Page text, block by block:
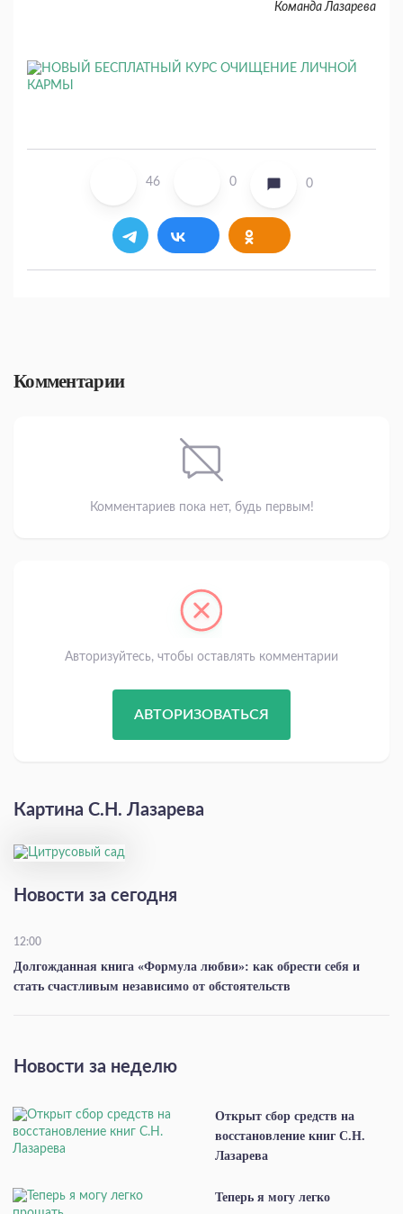
Команда Лазарева
46 0 0
Комментарии
Комментариев пока нет, будь первым!
Авторизуйтесь, чтобы оставлять комментарии
АВТОРИЗОВАТЬСЯ
Картина С.Н. Лазарева
Новости за сегодня
12:00
Долгожданная книга «Формула любви»: как обрести себя и
стать счастливым независимо от обстоятельств
Новости за неделю
Открыт сбор средств на
восстановление книг С.Н.
Лазарева
Теперь я могу легко